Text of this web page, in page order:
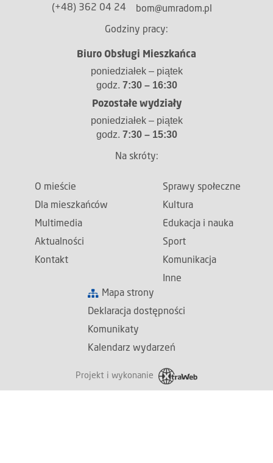
(+48) 362 04 24 bom@umradom.pl
Godziny pracy:
Biuro Obsługi Mieszkańca
poniedziałek – piątek
godz. 7:30 – 16:30
Pozostałe wydziały
poniedziałek – piątek
godz. 7:30 – 15:30
Na skróty:
O mieście
Dla mieszkańców
Multimedia
Aktualności
Kontakt
Sprawy społeczne
Kultura
Edukacja i nauka
Sport
Komunikacja
Inne
Mapa strony
Deklaracja dostępności
Komunikaty
Kalendarz wydarzeń
Projekt i wykonanie